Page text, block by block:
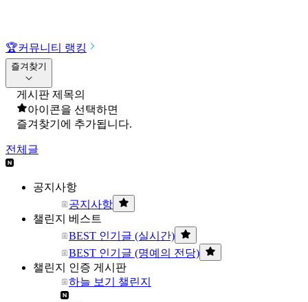
🏆커뮤니티 랭킹
즐겨찾기
게시판 제목의
아이콘을 선택하면
즐겨찾기에 추가됩니다.
전체글
공지사항
공지사항
챌린지 베스트
BEST 인기글 (실시간)
BEST 인기글 (명예의 전당)
챌린지 인증 게시판
하늘 보기 챌린지